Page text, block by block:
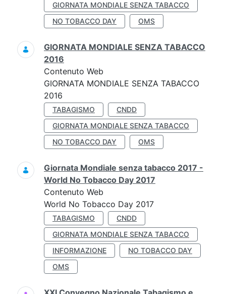
GIORNATA MONDIALE SENZA TABACCO
NO TOBACCO DAY
OMS
GIORNATA MONDIALE SENZA TABACCO
2016
Contenuto Web
GIORNATA MONDIALE SENZA TABACCO
2016
TABAGISMO
CNDD
GIORNATA MONDIALE SENZA TABACCO
NO TOBACCO DAY
OMS
Giornata Mondiale senza tabacco 2017 -
World No Tobacco Day 2017
Contenuto Web
World No Tobacco Day 2017
TABAGISMO
CNDD
GIORNATA MONDIALE SENZA TABACCO
INFORMAZIONE
NO TOBACCO DAY
OMS